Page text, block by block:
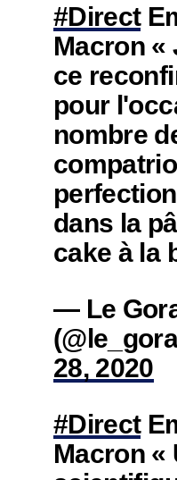
#Direct
Macron «
ce
pour
nombre
dans la
cake à la
— Le
28, 2020
#Direct
Macron «